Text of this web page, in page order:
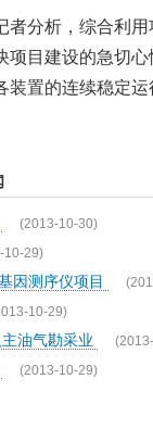
者分析，综合利
目建设的急切
置的连续稳定运
(2013-10-30)
10-29)
因测序仪项目
10-29)
油气勘采业
(2013-10-29)